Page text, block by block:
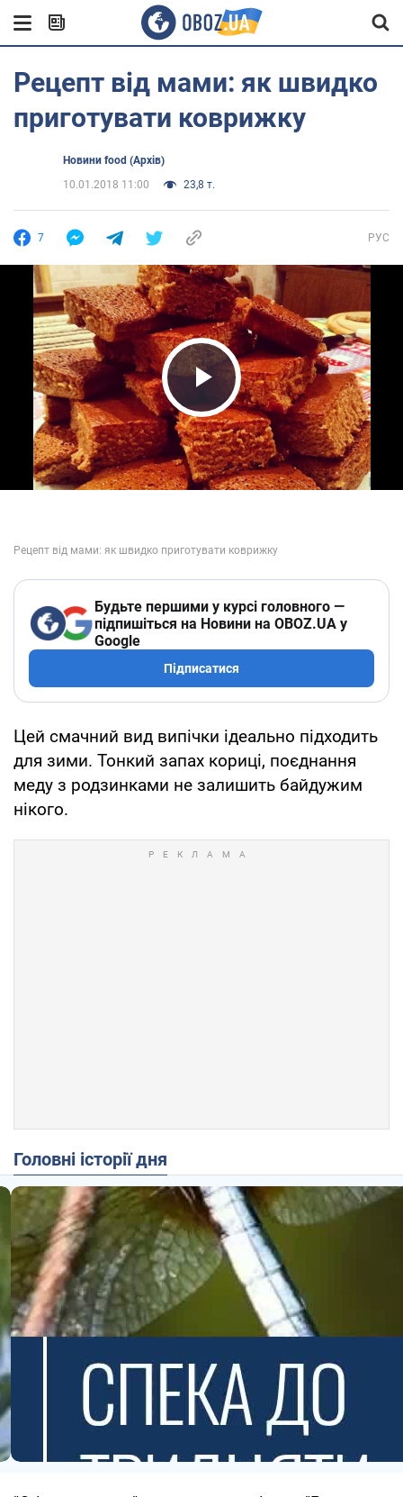
Рецепт від мами: як швидко
приготувати коврижку
Новини food (Архів)
10.01.2018 11:00
23,8 т.
7 РУС
Play Video
Будьте першими у курсі головного —
підпишіться на Новини на OBOZ.UA у
Google
Підписатися
Цей смачний вид випічки ідеально підходить
для зими. Тонкий запах кориці, поєднання
меду з родзинками не залишить байдужим
нікого.
Головні історії дня